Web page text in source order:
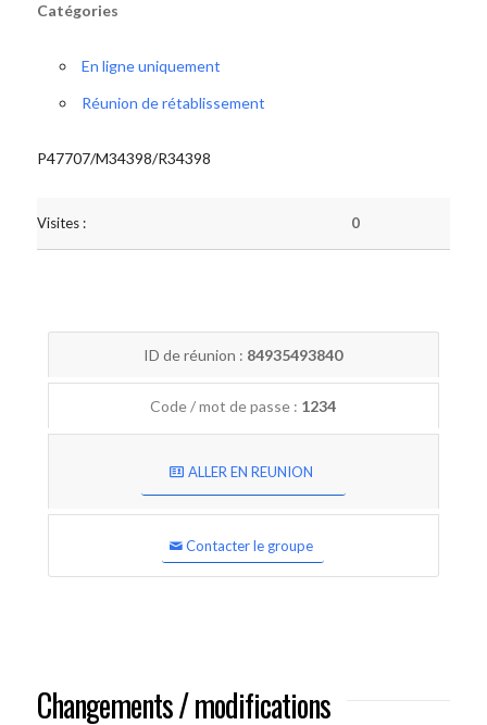
Catégories
En ligne uniquement
Réunion de rétablissement
P47707/M34398/R34398
Visites : 0
ID de réunion : 84935493840
Code / mot de passe : 1234
ALLER EN REUNION
Contacter le groupe
Changements / modifications